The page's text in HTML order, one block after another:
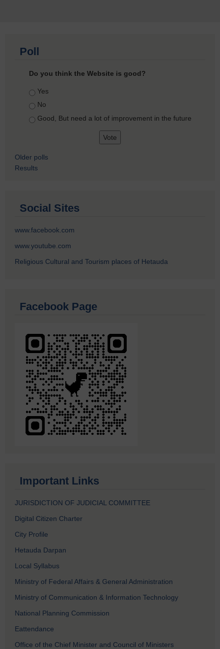
Poll
Do you think the Website is good?
Choices
Yes
No
Good, But need a lot of improvement in the future
Older polls
Results
Social Sites
www.facebook.com
www.youtube.com
Religious Cultural and Tourism places of Hetauda
Facebook Page
Important Links
JURISDICTION OF JUDICIAL COMMITTEE
Digital Citizen Charter
City Profile
Hetauda Darpan
Local Syllabus
Ministry of Federal Affairs & General Administration
Ministry of Communication & Information Technology
National Planning Commission
Eattendance
Office of the Chief Minister and Council of Ministers